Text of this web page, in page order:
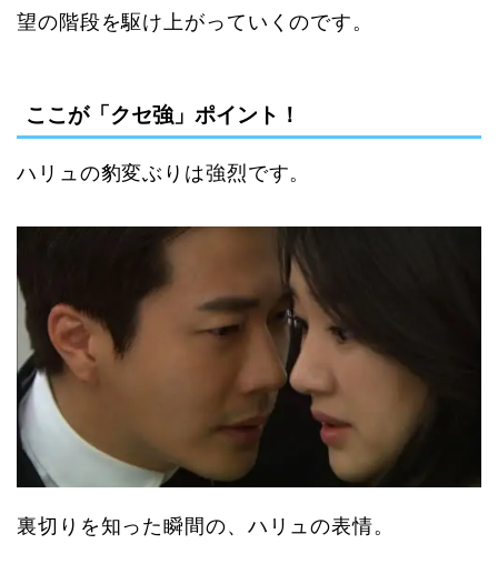
望の階段を駆け上がっていくのです。
ここが「クセ強」ポイント！
ハリュの豹変ぶりは強烈です。
裏切りを知った瞬間の、ハリュの表情。